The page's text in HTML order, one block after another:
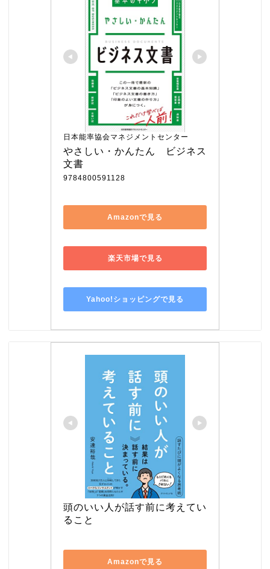
日本能率協会マネジメントセンター
やさしい・かんたん　ビジネス
文書
9784800591128
Amazonで見る
楽天市場で見る
Yahoo!ショッピングで見る
頭のいい人が話す前に考えてい
ること
Amazonで見る